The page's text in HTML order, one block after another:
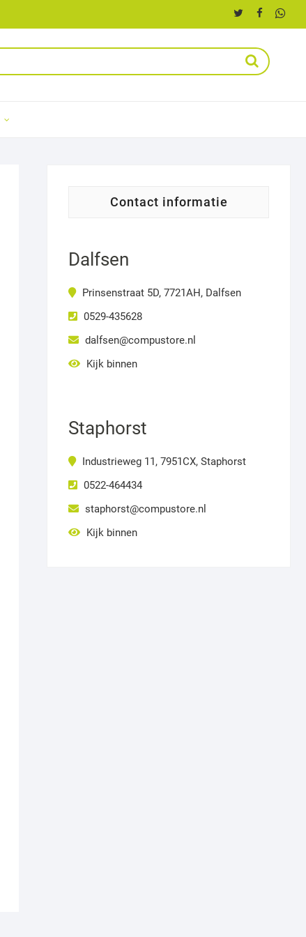
contact informatie
Dalfsen
Prinsenstraat 5D, 7721AH, Dalfsen
0529-435628
dalfsen@compustore.nl
Kijk binnen
Staphorst
Industrieweg 11, 7951CX, Staphorst
0522-464434
staphorst@compustore.nl
Kijk binnen